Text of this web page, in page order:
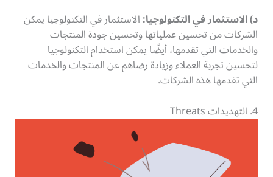
د) الاستثمار في التكنولوجيا:الاستثمار في التكنولوجيا يمكن
الشركات من تحسين عملياتها وتحسين جودة المنتجات
والخدمات التي تقدمها، أيضًا يمكن استخدام التكنولوجيا
لتحسين تجربة العملاء وزيادة رضاهم عن المنتجات والخدمات
التي تقدمها هذه الشركات.
4. التهديدات Threats